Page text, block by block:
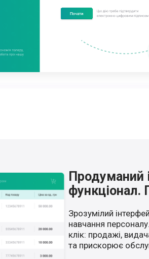
Продуманий
функціонал.
Зрозумілий
навчання
клік: продажі,
та прискорює